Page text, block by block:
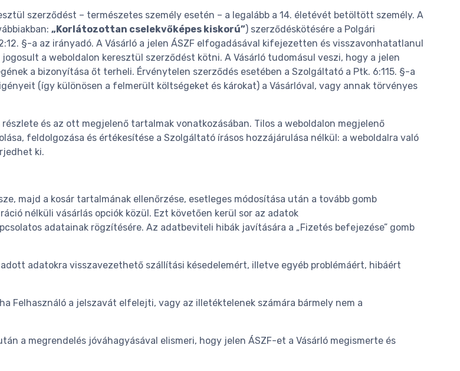
szerződést – természetes személy esetén – a legalább a 14. életévét betöltött személy. A
„Korlátozottan cselekvőképes kiskorú”) szerződéskötésére a Polgári
§-a az irányadó. A Vásárló a jelen ÁSZF elfogadásával kifejezetten és visszavonhatatlanul
a weboldalon keresztül szerződést kötni. A Vásárló tudomásul veszi, hogy a jelen
a bizonyítása őt terheli. Érvénytelen szerződés esetében a Szolgáltató a Ptk. 6:115. §-a
(így különösen a felmerült költségeket és károkat) a Vásárlóval, vagy annak törvényes
és az ott megjelenő tartalmak vonatkozásában. Tilos a weboldalon megjelenő
feldolgozása és értékesítése a Szolgáltató írásos hozzájárulása nélkül: a weboldalra való
ki.
majd a kosár tartalmának ellenőrzése, esetleges módosítása után a tovább gomb
nélküli vásárlás opciók közül. Ezt követően kerül sor az adatok
adatainak rögzítésére. Az adatbeviteli hibák javítására a „Fizetés befejezése” gomb
adatokra visszavezethető szállítási késedelemért, illetve egyéb problémáért, hibáért
Felhasználó a jelszavát elfelejti, vagy az illetéktelenek számára bármely nem a
a megrendelés jóváhagyásával elismeri, hogy jelen ÁSZF-et a Vásárló megismerte és